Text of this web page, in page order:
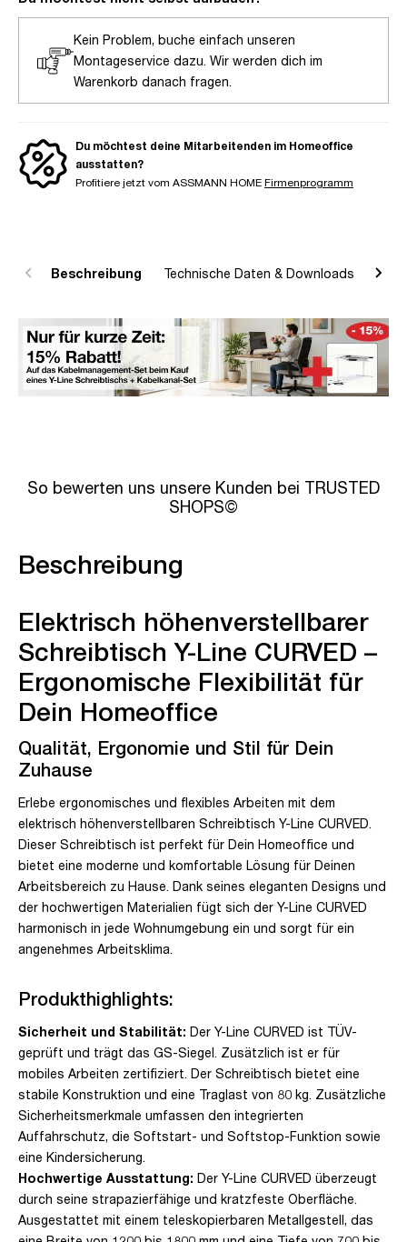
Kein Problem, buche einfach unseren
Montageservice dazu. Wir werden dich im
Warenkorb danach fragen.
Du möchtest deine Mitarbeitenden im Homeoffice
ausstatten?
Profitiere jetzt vom ASSMANN HOME Firmenprogramm
Beschreibung Technische Daten & Downloads
So bewerten uns unsere Kunden bei TRUSTED
SHOPS©
Beschreibung
Elektrisch höhenverstellbarer
Schreibtisch Y-Line CURVED –
Ergonomische Flexibilität für
Dein Homeoffice
Qualität, Ergonomie und Stil für Dein
Zuhause
Erlebe ergonomisches und flexibles Arbeiten mit dem
elektrisch höhenverstellbaren Schreibtisch Y-Line CURVED.
Dieser Schreibtisch ist perfekt für Dein Homeoffice und
bietet eine moderne und komfortable Lösung für Deinen
Arbeitsbereich zu Hause. Dank seines eleganten Designs und
der hochwertigen Materialien fügt sich der Y-Line CURVED
harmonisch in jede Wohnumgebung ein und sorgt für ein
angenehmes Arbeitsklima.
Produkthighlights:
Sicherheit und Stabilität: Der Y-Line CURVED ist TÜV-
geprüft und trägt das GS-Siegel. Zusätzlich ist er für
mobiles Arbeiten zertifiziert. Der Schreibtisch bietet eine
stabile Konstruktion und eine Traglast von 80 kg. Zusätzliche
Sicherheitsmerkmale umfassen den integrierten
Auffahrschutz, die Softstart- und Softstop-Funktion sowie
eine Kindersicherung.
Hochwertige Ausstattung: Der Y-Line CURVED überzeugt
durch seine strapazierfähige und kratzfeste Oberfläche.
Ausgestattet mit einem teleskopierbaren Metallgestell, das